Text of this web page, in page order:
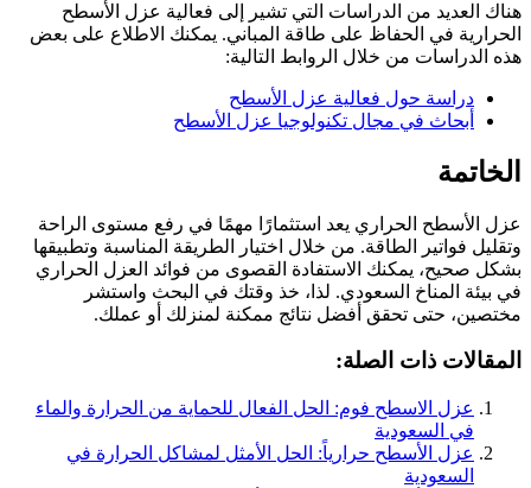
هناك العديد من الدراسات التي تشير إلى فعالية عزل الأسطح
الحرارية في الحفاظ على طاقة المباني. يمكنك الاطلاع على بعض
هذه الدراسات من خلال الروابط التالية:
دراسة حول فعالية عزل الأسطح
أبحاث في مجال تكنولوجيا عزل الأسطح
الخاتمة
عزل الأسطح الحراري يعد استثمارًا مهمًا في رفع مستوى الراحة
وتقليل فواتير الطاقة. من خلال اختيار الطريقة المناسبة وتطبيقها
بشكل صحيح، يمكنك الاستفادة القصوى من فوائد العزل الحراري
في بيئة المناخ السعودي. لذا، خذ وقتك في البحث واستشر
مختصين، حتى تحقق أفضل نتائج ممكنة لمنزلك أو عملك.
المقالات ذات الصلة:
عزل الاسطح فوم: الحل الفعال للحماية من الحرارة والماء
في السعودية
عزل الأسطح حرارياً: الحل الأمثل لمشاكل الحرارة في
السعودية